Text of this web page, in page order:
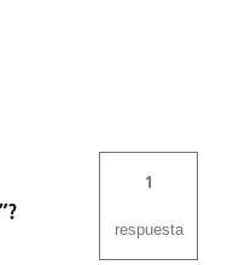
1
respuesta